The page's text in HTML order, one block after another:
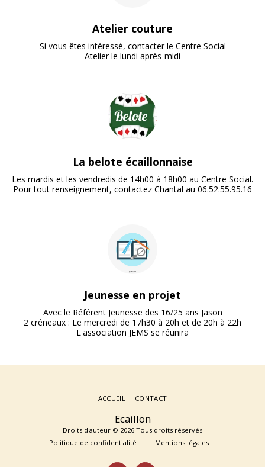
Atelier couture
Si vous êtes intéressé, contacter le Centre Social
Atelier le lundi après-midi
La belote écaillonnaise
Les mardis et les vendredis de 14h00 à 18h00 au Centre Social.
Pour tout renseignement, contactez Chantal au 06.52.55.95.16
Jeunesse en projet
Avec le Référent Jeunesse des 16/25 ans Jason
2 créneaux : Le mercredi de 17h30 à 20h et de 20h à 22h
L'association JEMS se réunira
Ecaillon
Droits d'auteur © 2026 Tous droits réservés
Politique de confidentialité | Mentions légales
ACCUEIL CONTACT